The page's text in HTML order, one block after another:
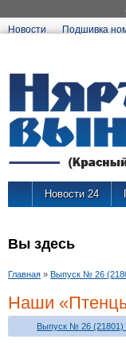
Новости Подшивка
Новости 24
Вы здесь
Главная » Выпуск № 26
Наши
Выпуск № 26 (21801)